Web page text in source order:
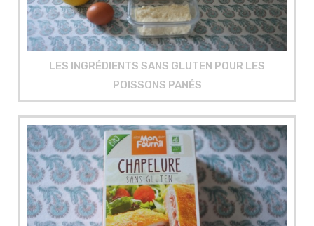
LES INGRÉDIENTS SANS GLUTEN POUR LES
POISSONS PANÉS